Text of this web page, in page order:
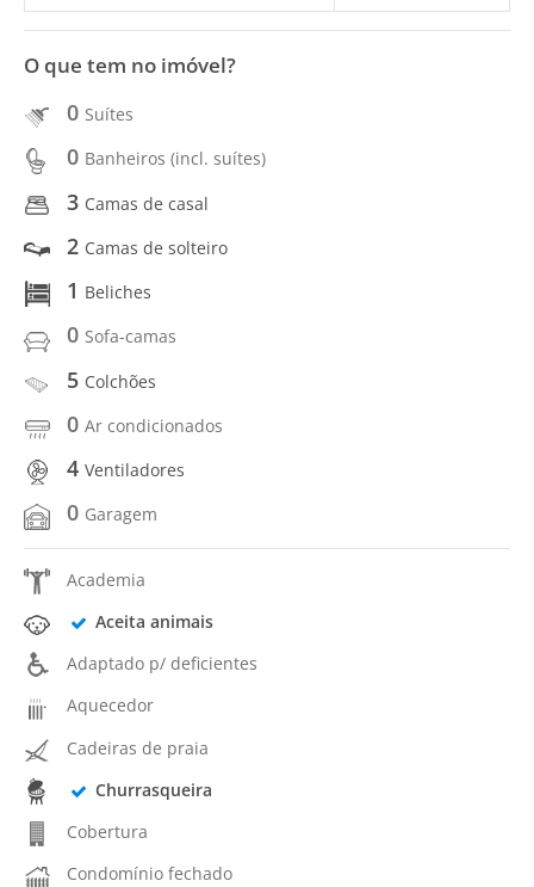
O que tem no imóvel?
0 Suítes
0 Banheiros (incl. suítes)
3 Camas de casal
2 Camas de solteiro
1 Beliches
0 Sofa-camas
5 Colchões
0 Ar condicionados
4 Ventiladores
0 Garagem
Academia
Aceita animais
Adaptado p/ deficientes
Aquecedor
Cadeiras de praia
Churrasqueira
Cobertura
Condomínio fechado